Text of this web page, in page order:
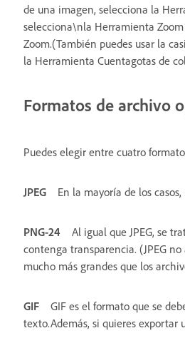
de una imagen, selecciona la
selecciona\nla Herramienta
Zoom.(También puedes usar la
la Herramienta Cuentagotas de
Formatos de archivo
Puedes elegir entre cuatro
JPEG En la mayoría de los
PNG-24
Al igual que JPEG, se
contenga transparencia. (JPEG
mucho más grandes que los
GIF
GIF es el formato que se
texto.Además, si quieres exportar